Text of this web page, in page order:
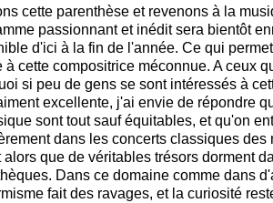
cette parenthèse et revenons à la
passionnant et inédit sera bientôt
d'ici à la fin de l'année. Ce qui
à cette compositrice méconnue. A ceux
si peu de gens se sont intéressés à
excellente, j'ai envie de répondre
sont tout sauf équitables, et qu'on
dans les concerts classiques des
alors que de véritables trésors dorment
Dans ce domaine comme dans
fait des ravages, et la curiosité